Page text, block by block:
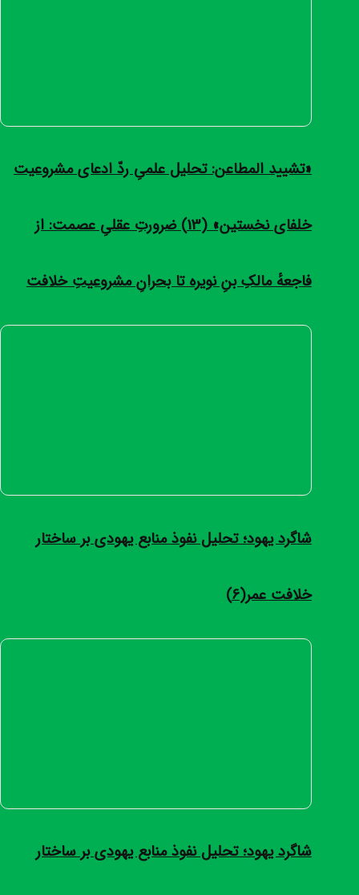
«تشیید المطاعن: تحلیل علمیِ ردّ ادعای مشروعیت
خلفای نخستین» (13) ضرورتِ عقلیِ عصمت: از
فاجعهٔ مالکِ بنِ نویره تا بحرانِ مشروعیتِ خلافت
شاگرد یهود؛ تحلیل نفوذ منابع یهودی بر ساختار
خلافت عمر(6)
شاگرد یهود؛ تحلیل نفوذ منابع یهودی بر ساختار